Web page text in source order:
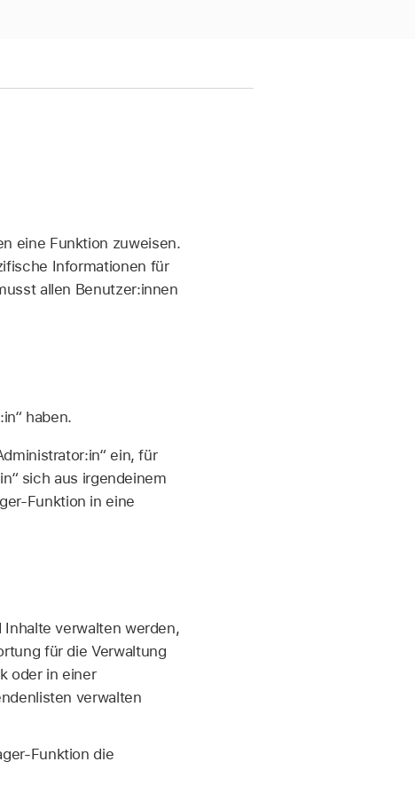
eine Funktion zuweisen.
Informationen für
allen Benutzer:innen
haben.
ein, für
sich aus irgendeinem
Funktion in eine
verwalten werden,
für die Verwaltung
oder in einer
verwalten
Funktion die